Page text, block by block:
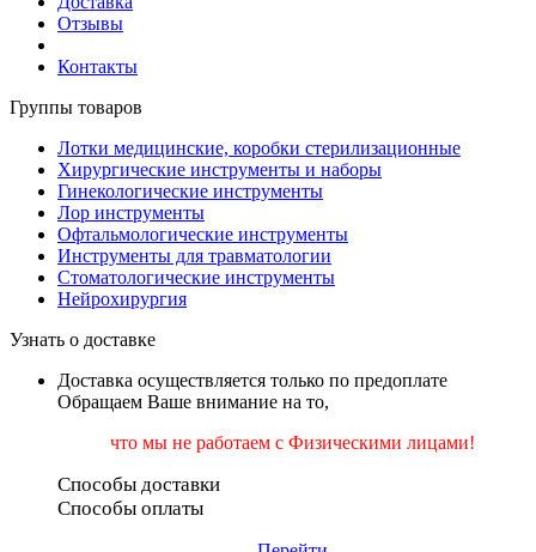
Отзывы
Контакты
Группы товаров
Лотки медицинские, коробки стерилизационные
Хирургические инструменты и наборы
Гинекологические инструменты
Лор инструменты
Офтальмологические инструменты
Инструменты для травматологии
Стоматологические инструменты
Нейрохирургия
Узнать о доставке
Доставка осуществляется только по предоплате
Обращаем Ваше внимание на то,
что мы не работаем с Физическими лицами!
Способы доставки
Способы оплаты